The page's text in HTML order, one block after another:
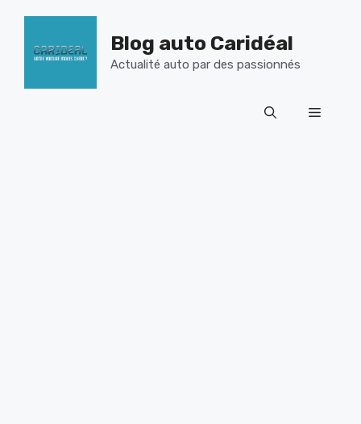
contenu
Blog auto Caridéal
Actualité auto par des passionnés
Menu